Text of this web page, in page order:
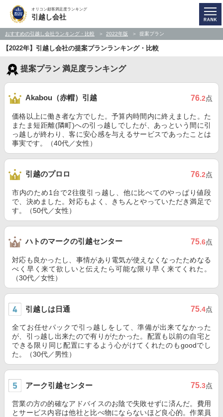
オリコン顧客満足度ランキング
引越し会社
おすすめの引越し会社ランキング・比較 2022年版 提案プラン
【2022年】引越し会社の提案プランランキング・比較
提案プラン 満足度ランキング
Akabou（赤帽）引越 76.2点
価格以上に働き者な方でした。予算内時間内に終えました。た
またま短距離(隣町)への引っ越しでしたが、あっという間に引
っ越しが終わり、客に安心感を与えるサービスであったことは
事実です。（40代／女性）
引越のプロロ 76.2点
市内のため1台で2往復引っ越し、他に比べてのやっぱり値段
で、決めました。対応もよく、きちんとやっていただき満足で
す。（50代／女性）
ハトのマークの引越センター 75.6点
対応も良かったし、事情があり電気が使えなくなったためなる
べく早く来て欲しいと伝えたら可能な限り早く来てくれた。
（30代／女性）
引越しは日通 75.4点
全てお任せパックで引っ越しをして、準備が出来てなかった
が、引っ越し出来たので有りがたかった。配置も以前の自宅と
できる限り同じ配置にするよう心がけてくれたのもgoodでし
た。（30代／男性）
アーク引越センター 75.3点
営業の方の的確なアドバイスのお陰で失敗せずに済んだ。費用
とサービス内容は他社と比べ物にならないほど良心的。作業員